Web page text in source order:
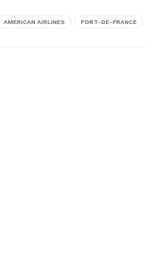
AMERICAN AIRLINES FORT-DE-FRANCE